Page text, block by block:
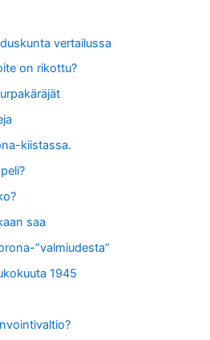
vertailussa
on rikottu?
kiistassa.
saa
”valmiudesta”
1945